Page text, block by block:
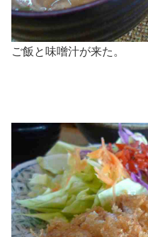
ご飯と味噌汁が来た。